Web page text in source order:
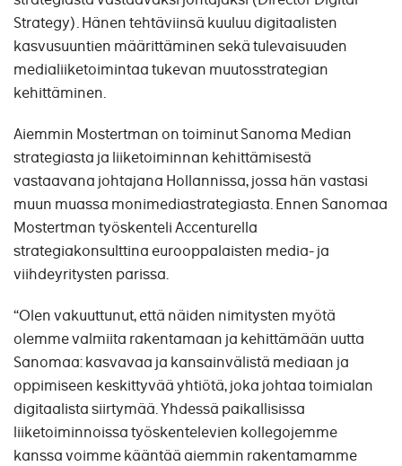
Strategy). Hänen tehtäviinsä kuuluu digitaalisten
kasvusuuntien määrittäminen sekä tulevaisuuden
medialiiketoimintaa tukevan muutosstrategian
kehittäminen.
Aiemmin Mostertman on toiminut Sanoma Median
strategiasta ja liiketoiminnan kehittämisestä
vastaavana johtajana Hollannissa, jossa hän vastasi
muun muassa monimediastrategiasta. Ennen Sanomaa
Mostertman työskenteli Accenturella
strategiakonsulttina eurooppalaisten media- ja
viihdeyritysten parissa.
“Olen vakuuttunut, että näiden nimitysten myötä
olemme valmiita rakentamaan ja kehittämään uutta
Sanomaa: kasvavaa ja kansainvälistä mediaan ja
oppimiseen keskittyvää yhtiötä, joka johtaa toimialan
digitaalista siirtymää. Yhdessä paikallisissa
liiketoiminnoissa työskentelevien kollegojemme
kanssa voimme kääntää aiemmin rakentamamme